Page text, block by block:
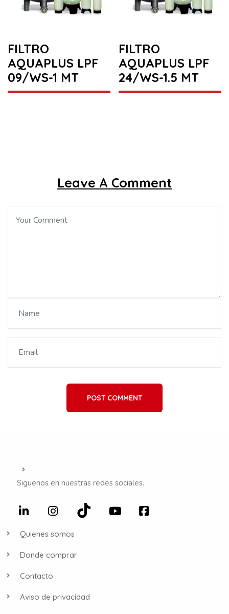
FILTRO
AQUAPLUS LPF
09/WS-1 MT
FILTRO
AQUAPLUS LPF
24/WS-1.5 MT
Leave A Comment
POST COMMENT
Siguenos en nuestras redes sociales.
Quienes somos
Donde comprar
Contacto
Aviso de privacidad